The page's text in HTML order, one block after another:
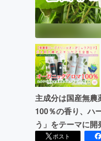
主成分は国産無農
100％の香り、ハ
う」をテーマに開
ポスト